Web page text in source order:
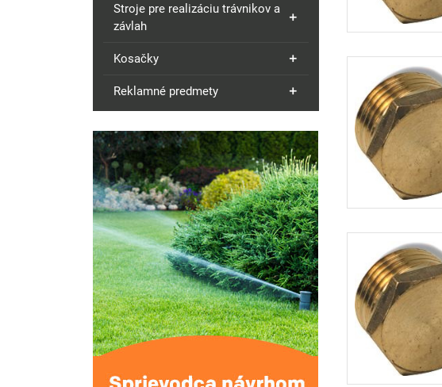
Stroje pre realizáciu trávnikov a
závlah
Kosačky
Reklamné predmety